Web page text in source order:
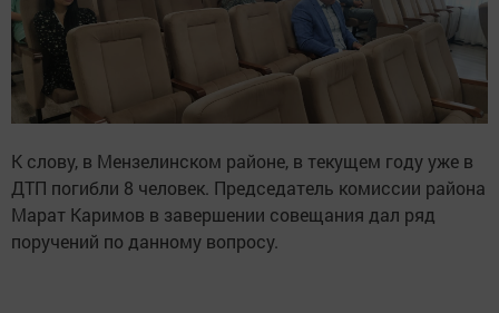
К слову, в Мензелинском районе, в текущем году уже в
ДТП погибли 8 человек. Председатель комиссии района
Марат Каримов в завершении совещания дал ряд
поручений по данному вопросу.